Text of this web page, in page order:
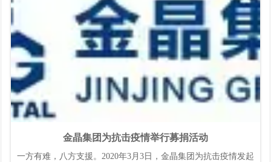
金晶集团为抗击疫情举行募捐活动
一方有难，八方支援。2020年3月3日，金晶集团为抗击疫情发起